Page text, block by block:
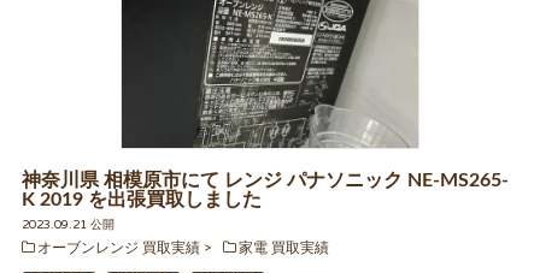
神奈川県 相模原市にて レンジ パナソニック NE-MS265-
K 2019 を出張買取しました
2023.09.21 公開
オーブンレンジ 買取実績
家電 買取実績